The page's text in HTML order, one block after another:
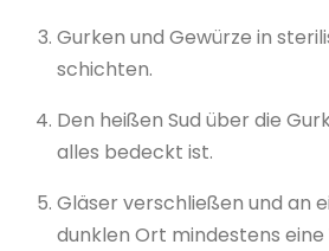
Gurken und Gewürze in
schichten.
Den heißen Sud über die
alles bedeckt ist.
Gläser verschließen und an
dunklen Ort mindestens